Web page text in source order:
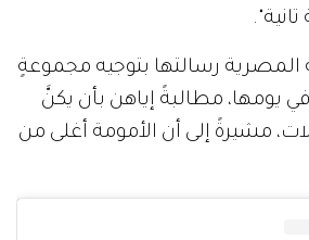
رسالتها بتوجيه مجموعةٍ
يومها، مطالبةً إياهن بأن يكنَّ
مشيرةً إلى أن الأمومة أغلى من